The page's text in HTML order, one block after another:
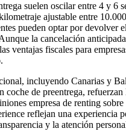
suelen oscilar entre 4 y 6
ajustable entre
pueden optar por devolver
la cancelación
ventajas fiscales para
incluyendo Canarias y
coche de preentrega,
empresa de renting
reflejan una experiencia
y la atención